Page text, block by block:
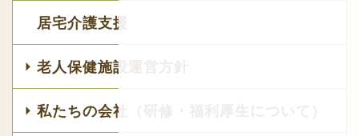
居宅介護支援
老人保健施設運営方針
私たちの会社（研修・福利厚生について）